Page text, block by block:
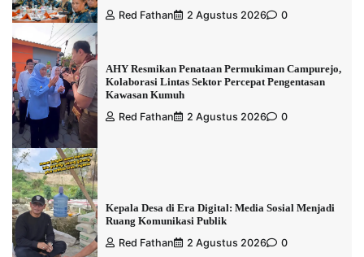
Red Fathan
2 Agustus 2026 0
AHY Resmikan Penataan Permukiman Campurejo,
Kolaborasi Lintas Sektor Percepat Pengentasan
Kawasan Kumuh
Red Fathan
2 Agustus 2026 0
Kepala Desa di Era Digital: Media Sosial Menjadi
Ruang Komunikasi Publik
Red Fathan
2 Agustus 2026 0